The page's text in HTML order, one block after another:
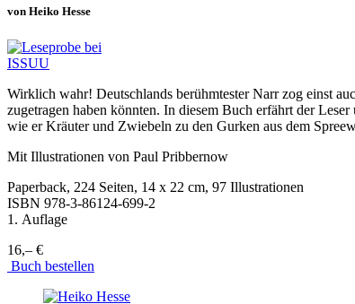
von Heiko Hesse
Wirklich wahr! Deutschlands berühmtester Narr zog einst
zugetragen haben könnten. In diesem Buch erfährt der
wie er Kräuter und Zwiebeln zu den Gurken aus dem
Mit Illustrationen von Paul Pribbernow
Paperback, 224 Seiten, 14 x 22 cm, 97 Illustrationen
ISBN 978-3-86124-699-2
1. Auflage
16,– €
Buch bestellen